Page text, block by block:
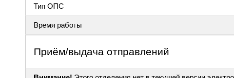
Тип ОПС
Время работы
Приём/выдача отправлений